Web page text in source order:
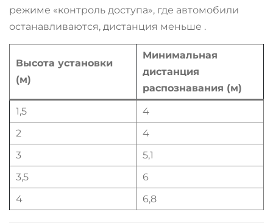
режиме «контроль доступа», где автомобили
останавливаются, дистанция меньше .
Высота установки
(м)
Минимальная
дистанция
распознавания (м)
1,5
4
2
4
3
5,1
3,5
6
4
6,8